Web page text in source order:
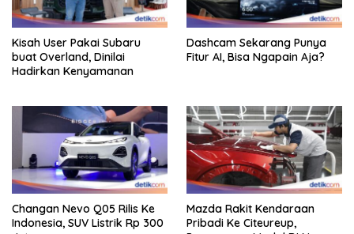
Kisah User Pakai Subaru
buat Overland, Dinilai
Hadirkan Kenyamanan
Dashcam Sekarang Punya
Fitur AI, Bisa Ngapain Aja?
Changan Nevo Q05 Rilis Ke
Indonesia, SUV Listrik Rp 300
Mazda Rakit Kendaraan
Pribadi Ke Citeureup,